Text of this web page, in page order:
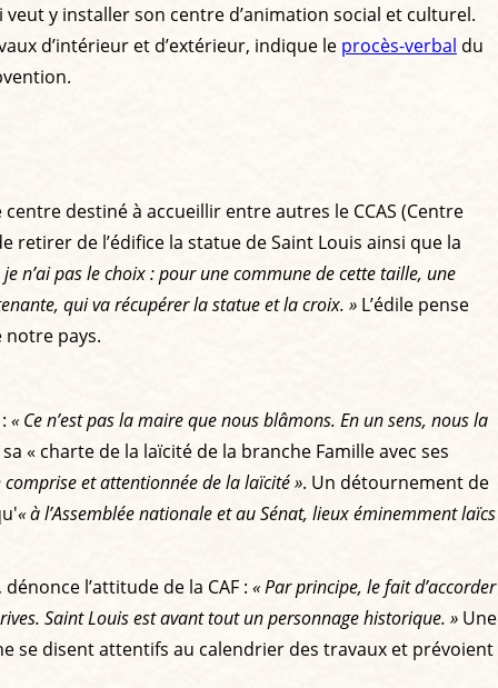
y installer son centre d’animation social et culturel.
d’intérieur et d’extérieur, indique le procès-verbal du
destiné à accueillir entre autres le CCAS (Centre
de l’édifice la statue de Saint Louis ainsi que la
n’ai pas le choix : pour une commune de cette taille, une
qui va récupérer la statue et la croix. » L’édile pense
pays.
« Ce n’est pas la maire que nous blâmons. En un sens, nous la
« charte de la laïcité de la branche Famille avec ses
et attentionnée de la laïcité ». Un détournement de
« à l’Assemblée nationale et au Sénat, lieux éminemment laïcs
l’attitude de la CAF : « Par principe, le fait d’accorder
Saint Louis est avant tout un personnage historique. » Une
se disent attentifs au calendrier des travaux et prévoient